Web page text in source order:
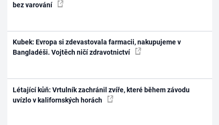
bez varování
Kubek: Evropa si zdevastovala farmacii, nakupujeme v
Bangladéši. Vojtěch ničí zdravotnictví
Létající kůň: Vrtulník zachránil zvíře, které během závodu
uvízlo v kalifornských horách